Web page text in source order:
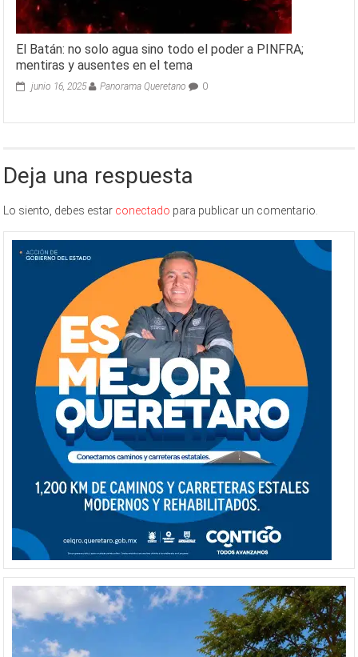
El Batán: no solo agua sino todo el poder a PINFRA;
mentiras y ausentes en el tema
junio 16, 2025 Panorama Queretano 0
Deja una respuesta
Lo siento, debes estar conectado para publicar un comentario.